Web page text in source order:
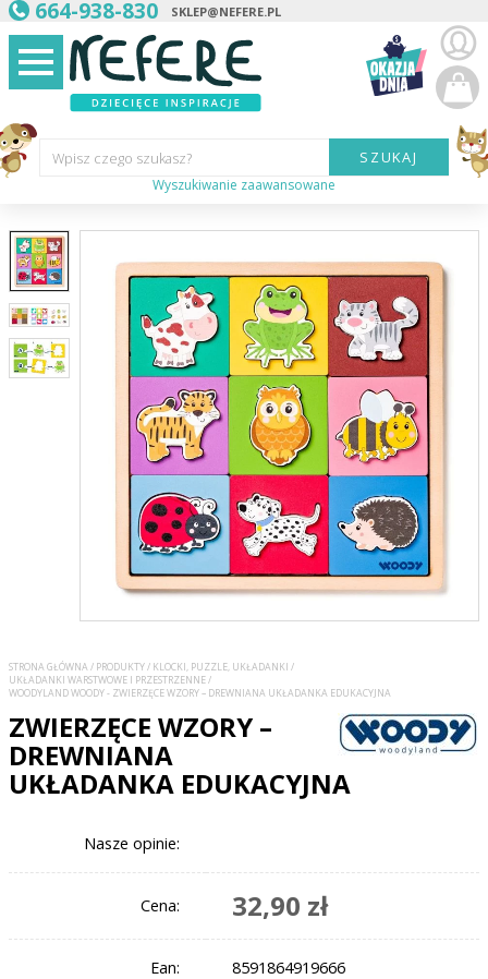
664-938-830 SKLEP@NEFERE.PL
Wpisz czego szukasz?
Kategoria:
Płeć dziecka:
SZUKAJ
Wyszukiwanie zaawansowane
STRONA GŁÓWNA/ PRODUKTY/ KLOCKI, PUZZLE, UKŁADANKI /
UKŁADANKI WARSTWOWE I PRZESTRZENNE/
WOODYLAND WOODY - ZWIERZĘCE WZORY – DREWNIANA UKŁADANKA EDUKACYJNA
ZWIERZĘCE WZORY –
DREWNIANA
UKŁADANKA EDUKACYJNA
Nasze opinie:
Cena: 32,90 zł
Ean: 8591864919666